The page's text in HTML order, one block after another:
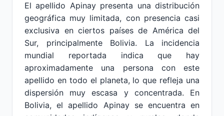
El apellido Apinay presenta una distribución
geográfica muy limitada, con presencia casi
exclusiva en ciertos países de América del
Sur, principalmente Bolivia. La incidencia
mundial reportada indica que hay
aproximadamente una persona con este
apellido en todo el planeta, lo que refleja una
dispersión muy escasa y concentrada. En
Bolivia, el apellido Apinay se encuentra en